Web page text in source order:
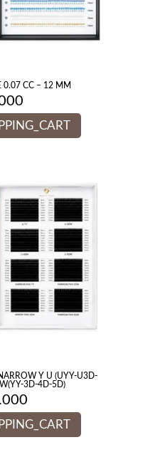
0.07 CC – 12 MM
Y U (UYY-U3D-
3D-4D-5D)